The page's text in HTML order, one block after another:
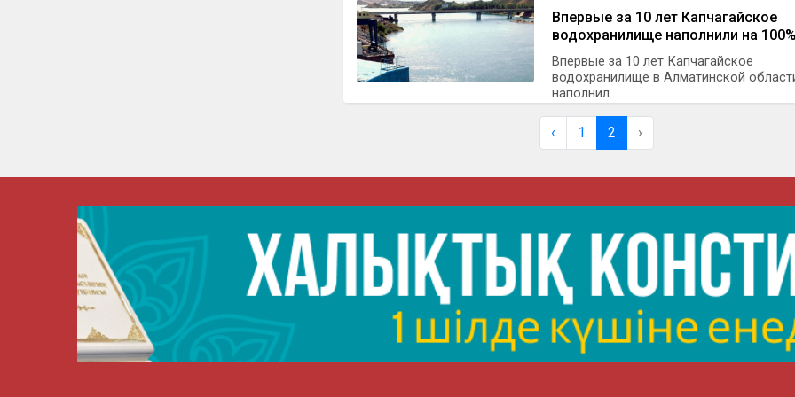
Впервые за 10 лет Капчагайское
водохранилище наполнили на
Впервые за 10 лет Капчагайское
водохранилище в Алматинской
наполнил...
‹ 1 2 ›